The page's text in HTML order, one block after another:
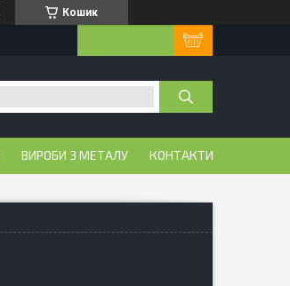
Кошик
ВИРОБИ З МЕТАЛУ КОНТАКТИ